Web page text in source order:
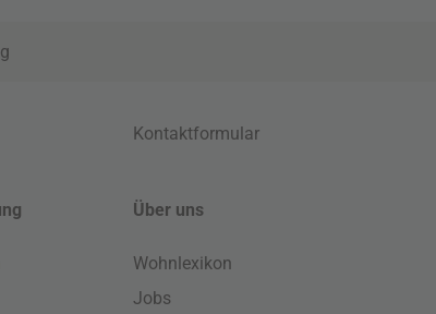
Kontaktformular
Über uns
Wohnlexikon
Jobs